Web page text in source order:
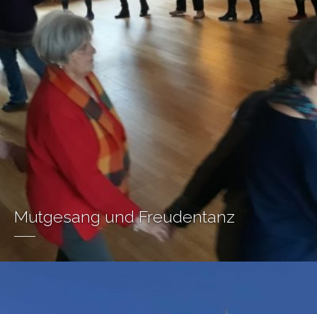
Mutgesang und Freudentanz